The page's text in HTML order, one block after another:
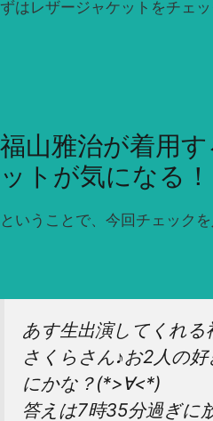
ずはレザージャケットをチェ
福山雅治が着用
ットが気になる！
ということで、今回チェック
あす生出演してくれる
さくらさん♪お2人の
にかな？(*>∀<*)
答えは7時35分過ぎに